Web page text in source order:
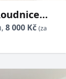
8 000 Kč (za